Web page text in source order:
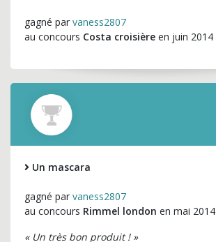
gagné par vaness2807
au concours Costa croisière en juin 2014
Un mascara
gagné par vaness2807
au concours Rimmel london en mai 2014
« Un très bon produit ! »